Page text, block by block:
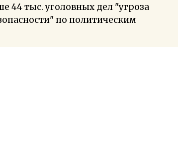
44 тыс. уголовных дел "угроза
по политическим